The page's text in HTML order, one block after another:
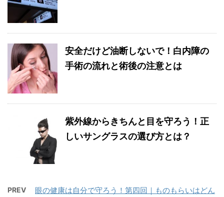
安全だけど油断しないで！白内障の
手術の流れと術後の注意とは
紫外線からきちんと目を守ろう！正
しいサングラスの選び方とは？
PREV
眼の健康は自分で守ろう！第四回｜ものもらいはどん